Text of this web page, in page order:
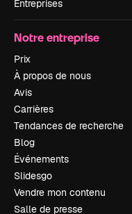
Entreprises
Notre entreprise
Prix
À propos de nous
Avis
Carrières
Tendances de recherche
Blog
Événements
Slidesgo
Vendre mon contenu
Salle de presse